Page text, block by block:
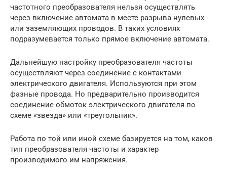
частотного преобразователя нельзя осуществлять
через включение автомата в месте разрыва нулевых
или заземляющих проводов. В таких условиях
подразумевается только прямое включение автомата.
Дальнейшую настройку преобразователя частоты
осуществляют через соединение с контактами
электрического двигателя. Используются при этом
фазные провода. Но предварительно производится
соединение обмоток электрического двигателя по
схеме «звезда» или «треугольник».
Работа по той или иной схеме базируется на том, каков
тип преобразователя частоты и характер
производимого им напряжения.